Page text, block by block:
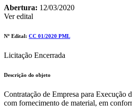
Abertura: 12/03/2020
Ver edital
Nº Edital: CC 01/2020 PML
Licitação Encerrada
Descrição do objeto
Contratação de Empresa para
com fornecimento de material, em